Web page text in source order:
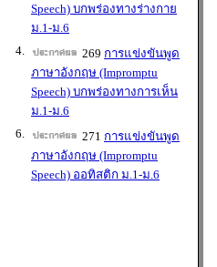
Speech) บกพร่องทางร่างกาย
ม.1-ม.6
4. 269 การแข่งขันพูด
ภาษาอังกฤษ (Impromptu
Speech) บกพร่องทางการเห็น
ม.1-ม.6
6. 271 การแข่งขันพูด
ภาษาอังกฤษ (Impromptu
Speech) ออทิสติก ม.1-ม.6